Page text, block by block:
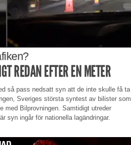
REDAN EFTER EN METER
så pass nedsatt syn att de inte skulle få ta
Sveriges största syntest av bilister som
med Bilprovningen. Samtidigt utreder
syn ingår för nationella lagändringar.